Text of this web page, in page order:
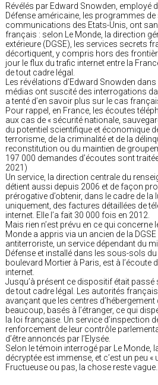
Révélés par Edward Snowden, employé
Défense américaine, les programmes de
communications des Etats-Unis, ont
français : selon Le Monde, la direction
extérieure (DGSE), les services secrets
décortiquent, y compris hors des
jour le flux du trafic internet entre la
de tout cadre légal.
Les révélations d’Edward Snowden
médias ont suscité des interrogations
a tenté d’en savoir plus sur le cas
Pour rappel, en France, les écoutes
aux cas de « sécurité nationale,
du potentiel scientifique et économique
terrorisme, de la criminalité et de la
reconstitution ou du maintien de
197 000 demandes d’écoutes sont
2021)
Un service, la direction centrale du
détient aussi depuis 2006 et de façon
prérogative d’obtenir, dans le cadre de
uniquement, des factures détaillées de
internet. Elle l’a fait 30 000 fois en 2012.
Mais rien n’est prévu en ce qui concerne
Monde a appris via un ancien de la
antiterroriste, un service dépendant du
Défense et installé dans les sous-sols du
boulevard Mortier à Paris, est à l’écoute
internet.
Jusqu’à présent ce dispositif était passé
de tout cadre légal. Les autorités
avançant que les centres
beaucoup, basés à l’étranger, ce qui
la loi française. Un service d’inspection
renforcement de leur contrôle
d’être annoncés par l’Elysée.
Selon le témoin interrogé par Le Monde,
décryptée est immense, et c’est un peu «
Fructueuse ou pas, la chose reste vague…